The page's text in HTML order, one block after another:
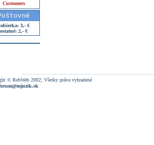
Customers
3,- €
ostatné: 2,- €
© RebWeb 2002; Všetky práva vyhradené